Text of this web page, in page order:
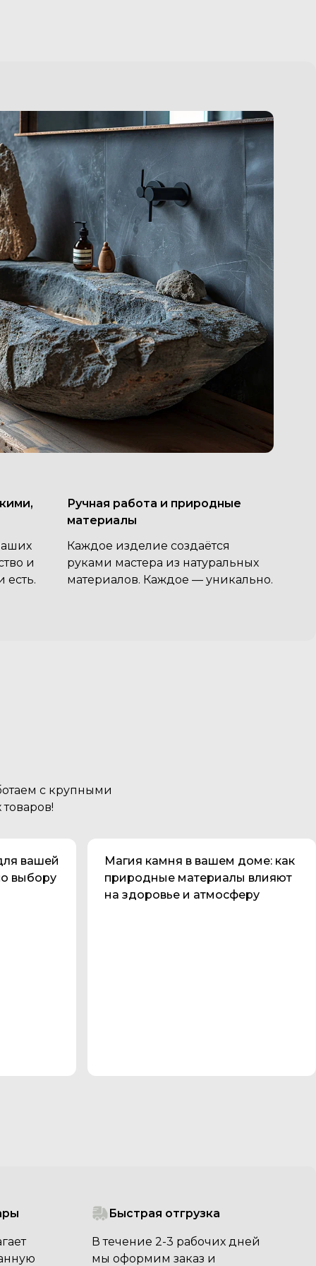
и
есть.
Ручная работа и природные
материалы
Каждое изделие создаётся
руками мастера из натуральных
материалов. Каждое — уникально.
с крупными
вашей
выбору
Советы покупателям
Магия камня в вашем доме: как
природные материалы влияют
на здоровье и атмосферу
Быстрая отгрузка
В течение 2-3 рабочих дней
мы оформим заказ и